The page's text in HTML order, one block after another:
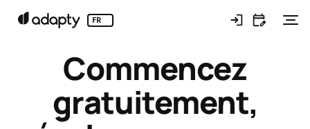
FR
Commencez
gratuitement,